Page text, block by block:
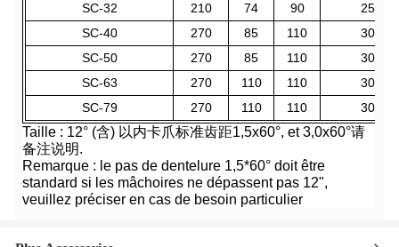
SC-32
210 74 90
25
SC-40
270 85 110
30
SC-50
270 85 110
30
SC-63
270 110 110
30
SC-79
270 110 110 30
Taille : 12° (含) 以内卡爪标准齿距1,5x60°, et 3,0x60°请
备注说明.
Remarque : le pas de dentelure 1,5*60° doit être
standard si les mâchoires ne dépassent pas 12",
veuillez préciser en cas de besoin particulier